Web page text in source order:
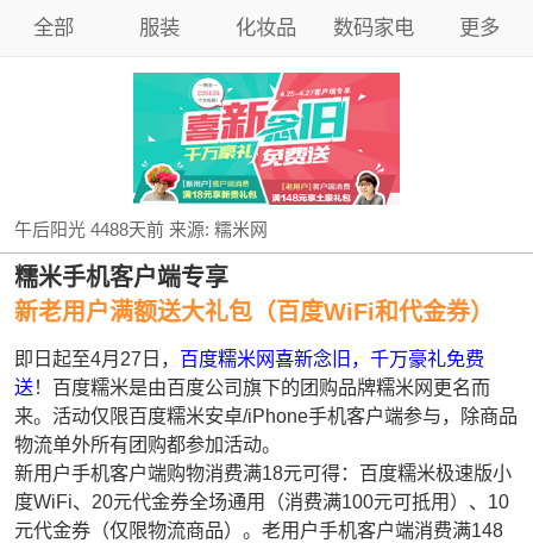
全部 服装 化妆品 数码家电 更多
午后阳光 4488天前来源:糯米网
糯米手机客户端专享
新老用户满额送大礼包（百度WiFi和代金券）
即日起至4月27日， 百度糯米网喜新念旧，千万豪礼免费
送！百度糯米是由百度公司旗下的团购品牌糯米网更名而
来。活动仅限百度糯米安卓/iPhone手机客户端参与，除商品
物流单外所有团购都参加活动。
新用户手机客户端购物消费满18元可得：百度糯米极速版小
度WiFi、20元代金券全场通用（消费满100元可抵用）、10
元代金券（仅限物流商品）。老用户手机客户端消费满148